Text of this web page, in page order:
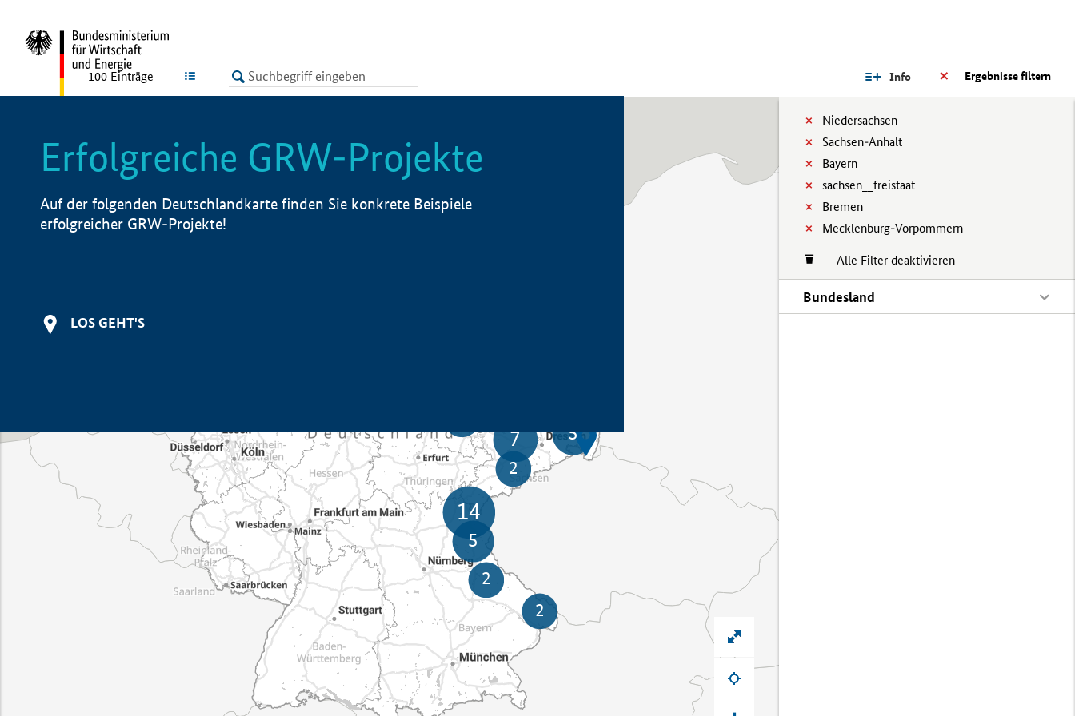
LISTE Ergebnisse filtern
Info
Niedersachsen
Sachsen-Anhalt
Bayern
sachsen__freistaat
Bremen
Mecklenburg-Vorpommern
Alle Filter deaktivieren
Bundesland
100 Einträge
Erfolgreiche GRW-Projekte
Auf der folgenden Deutschlandkarte finden Sie konkrete Beispiele
erfolgreicher GRW-Projekte!
LOS GEHT'S